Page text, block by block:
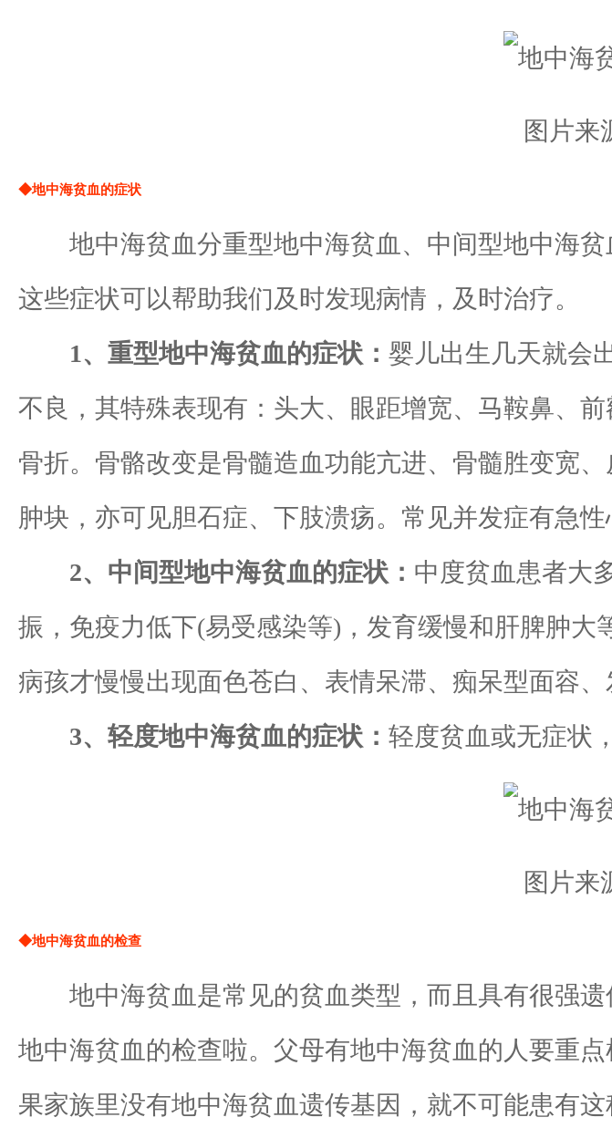
图片来
◆地中海贫血的症状
地中海贫血分重型地中海贫血、中间型地中海贫
这些症状可以帮助我们及时发现病情，及时治疗。
1、重型地中海贫血的症状： 婴儿出生几天就会
不良，其特殊表现有：头大、眼距增宽、马鞍鼻、
骨折。骨骼改变是骨髓造血功能亢进、骨髓胜变宽
肿块，亦可见胆石症、下肢溃疡。常见并发症有急
2、中间型地中海贫血的症状： 中度贫血患者大
振，免疫力低下(易受感染等)，发育缓慢和肝脾肿
病孩才慢慢出现面色苍白、表情呆滞、痴呆型面容
3、轻度地中海贫血的症状： 轻度贫血或无症状
图片来
◆地中海贫血的检查
地中海贫血是常见的贫血类型，而且具有很强遗
地中海贫血的检查啦。父母有地中海贫血的人要重
果家族里没有地中海贫血遗传基因，就不可能患有